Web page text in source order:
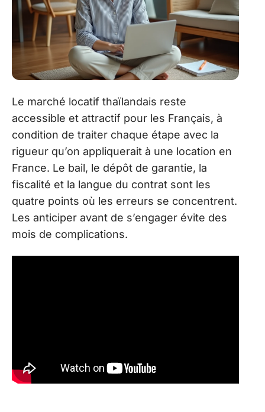
Le marché locatif thaïlandais reste
accessible et attractif pour les Français, à
condition de traiter chaque étape avec la
rigueur qu’on appliquerait à une location en
France. Le bail, le dépôt de garantie, la
fiscalité et la langue du contrat sont les
quatre points où les erreurs se concentrent.
Les anticiper avant de s’engager évite des
mois de complications.